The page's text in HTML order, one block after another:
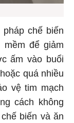
chế biến
để giảm
ấm vào buổi
quá nhiều
vệ tim mạch
cách không
biến và ăn